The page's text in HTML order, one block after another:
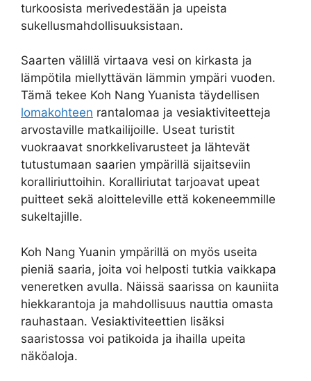
turkoosista merivedestään ja upeista
sukellusmahdollisuuksistaan.
Saarten välillä virtaava vesi on kirkasta ja
lämpötila miellyttävän lämmin ympäri vuoden.
Tämä tekee Koh Nang Yuanista täydellisen
lomakohteen rantalomaa ja vesiaktiviteetteja
arvostaville matkailijoille. Useat turistit
vuokraavat snorkkelivarusteet ja lähtevät
tutustumaan saarien ympärillä sijaitseviin
koralliriuttoihin. Koralliriutat tarjoavat upeat
puitteet sekä aloitteleville että kokeneemmille
sukeltajille.
Koh Nang Yuanin ympärillä on myös useita
pieniä saaria, joita voi helposti tutkia vaikkapa
veneretken avulla. Näissä saarissa on kauniita
hiekkarantoja ja mahdollisuus nauttia omasta
rauhastaan. Vesiaktiviteettien lisäksi
saaristossa voi patikoida ja ihailla upeita
näköaloja.